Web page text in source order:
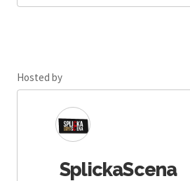
Hosted by
SplickaScena